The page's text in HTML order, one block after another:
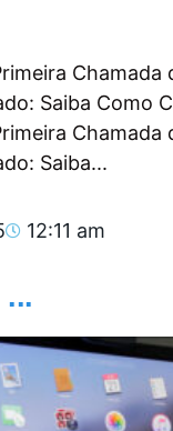
Chamada
Saiba Como
Chamada
Saiba...
12:11 am